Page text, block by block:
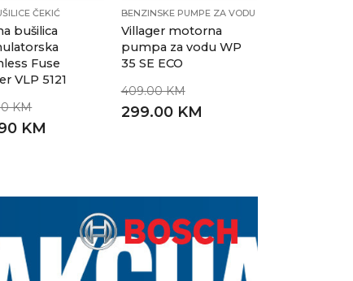
ČEKIĆ
bušilica
Fuse
VLP 5121
KM
KM
BENZINSKE PUMPE ZA VODU
Villager motorna
pumpa za vodu WP
35 SE ECO
409.00 KM
299.00 KM